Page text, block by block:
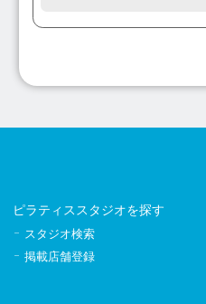
ピラティススタジオを探す
スタジオ検索
掲載店舗登録